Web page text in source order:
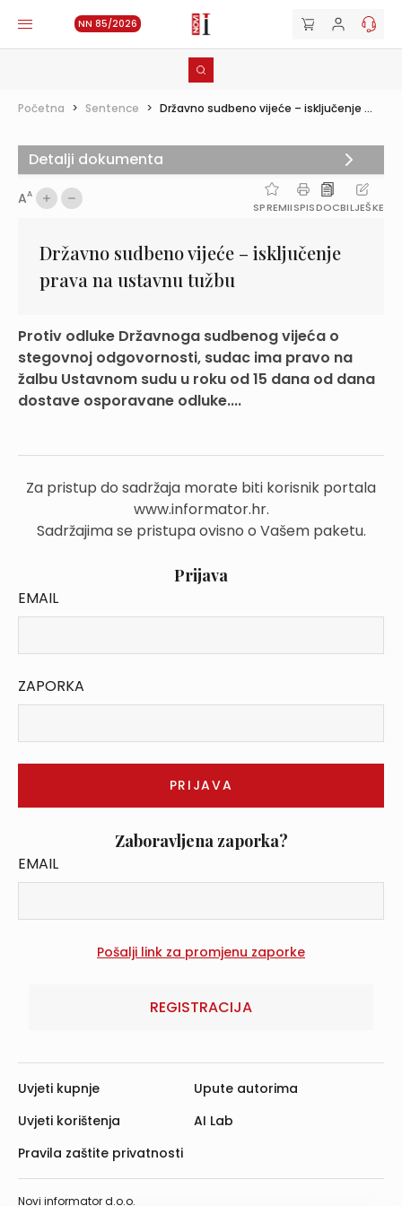
NN 85/2026
Početna > Sentence > Državno sudbeno vijeće – isključenje ...
AA
SPREMIISPISDOCBILJEŠKE
Državno sudbeno vijeće – isključenje
prava na ustavnu tužbu
Protiv odluke Državnoga sudbenog vijeća o
stegovnoj odgovornosti, sudac ima pravo na
žalbu Ustavnom sudu u roku od 15 dana od dana
dostave osporavane odluke....
Za pristup do sadržaja morate biti korisnik portala
www.informator.hr.
Sadržajima se pristupa ovisno o Vašem paketu.
Prijava
EMAIL
ZAPORKA
Zaboravljena zaporka?
EMAIL
REGISTRACIJA
Detalji dokumenta
Novi informator d.o.o.
Uvjeti kupnje
Uvjeti korištenja
Pravila zaštite privatnosti
Upute autorima
AI Lab